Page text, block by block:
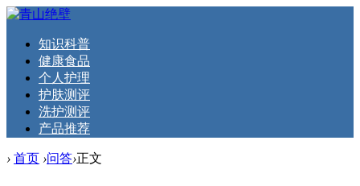
知识科普
健康食品
个人护理
护肤测评
洗护测评
产品推荐
› 首页 ›问答›正文